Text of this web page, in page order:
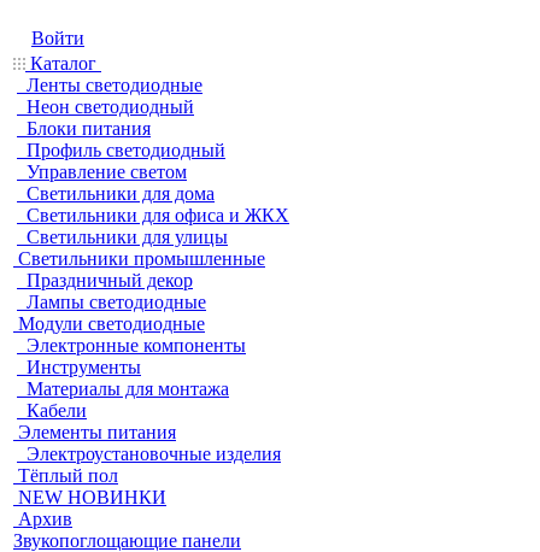
Войти
Каталог
Ленты светодиодные
Неон светодиодный
Блоки питания
Профиль светодиодный
Управление светом
Светильники для дома
Светильники для офиса и ЖКХ
Светильники для улицы
Светильники промышленные
Праздничный декор
Лампы светодиодные
Модули светодиодные
Электронные компоненты
Инструменты
Материалы для монтажа
Кабели
Элементы питания
Электроустановочные изделия
Тёплый пол
NEW НОВИНКИ
Архив
Звукопоглощающие панели